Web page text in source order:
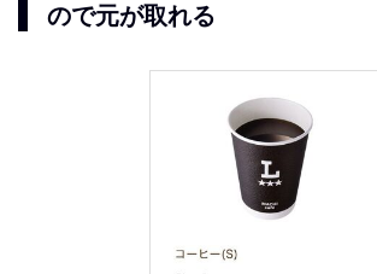
ので元が取れる